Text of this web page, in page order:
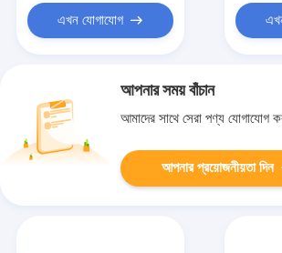
এখন যোগাযোগ
আপনার সময় বাঁচান
আমাদের সাথে সেরা পণ্য যোগাযোগ
আপনার প্রয়োজনীয়তা দিন